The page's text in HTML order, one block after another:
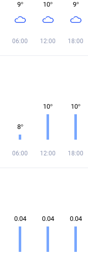
9°
06:00
10°
12:00
9°
18:00
8°
06:00
10°
12:00
10°
18:00
0.04 0.04 0.04